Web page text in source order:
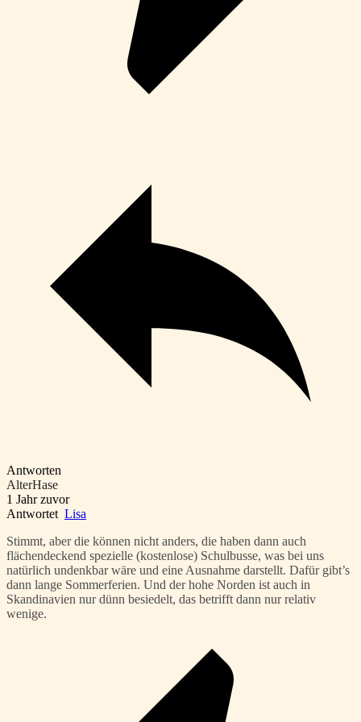
Antworten
AlterHase
1 Jahr zuvor
Antwortet Lisa
Stimmt, aber die können nicht anders, die haben dann auch
flächendeckend spezielle (kostenlose) Schulbusse, was bei uns
natürlich undenkbar wäre und eine Ausnahme darstellt. Dafür gibt’s
dann lange Sommerferien. Und der hohe Norden ist auch in
Skandinavien nur dünn besiedelt, das betrifft dann nur relativ
wenige.